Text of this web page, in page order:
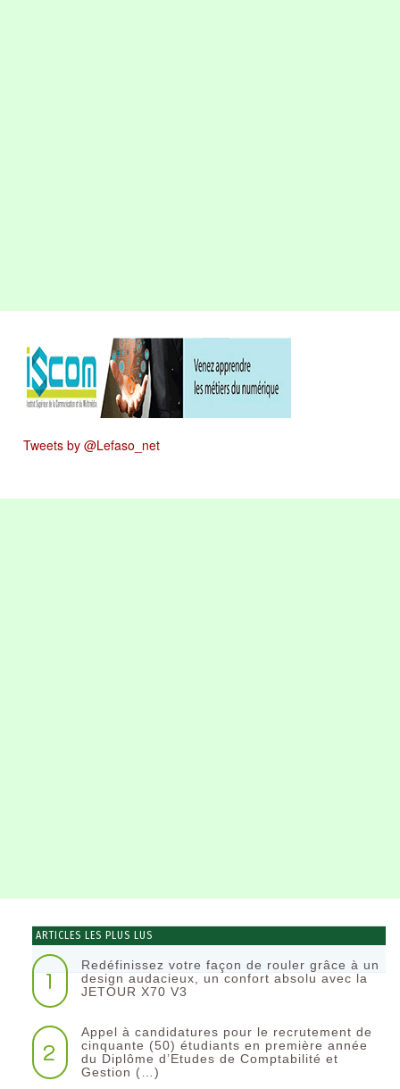
Tweets by @Lefaso_net
ARTICLES LES PLUS LUS
1
Redéfinissez votre façon de rouler grâce à un
design audacieux, un confort absolu avec la
JETOUR X70 V3
2
Appel à candidatures pour le recrutement de
cinquante (50) étudiants en première année
du Diplôme d’Etudes de Comptabilité et
Gestion (…)